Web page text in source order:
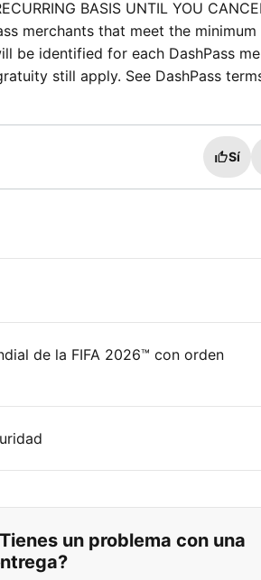
BASIS UNTIL YOU
merchants that meet the
be identified for each DashPass
still apply. See DashPass
Sí
de la FIFA 2026™ con orden
buscando:
un problema con una